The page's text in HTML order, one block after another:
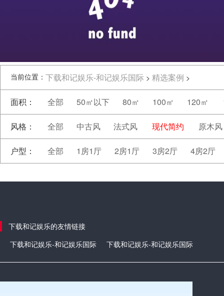
当前位置： 下载和记娱乐-和记娱乐国际 > 精选案例 >
面积： 全部 50㎡以下 80㎡ 100㎡ 120㎡
风格： 全部 中古风 法式风 现代简约 原木风
户型： 全部 1房1厅 2房1厅 3房2厅 4房2厅
下载和记娱乐的友情链接
下载和记娱乐-和记娱乐国际
下载和记娱乐-和记娱乐国际